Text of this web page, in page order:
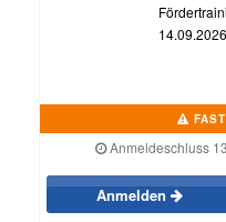
Anmeldeschluss
Anmelden